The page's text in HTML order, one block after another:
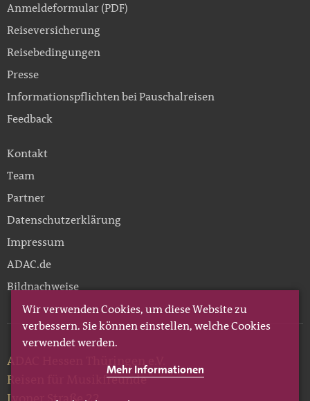
Anmeldeformular (PDF)
Reiseversicherung
Reisebedingungen
Presse
Informationspflichten bei Pauschalreisen
Feedback
Kontakt
Team
Partner
Datenschutzerklärung
Impressum
ADAC.de
Bildnachweise
ADAC Hessen Thüringen e.V.
Reisen für Musikfreunde
Wir verwenden Cookies, um diese Website zu
verbessern. Sie können einstellen, welche Cookies
verwendet werden.
Mehr Informationen